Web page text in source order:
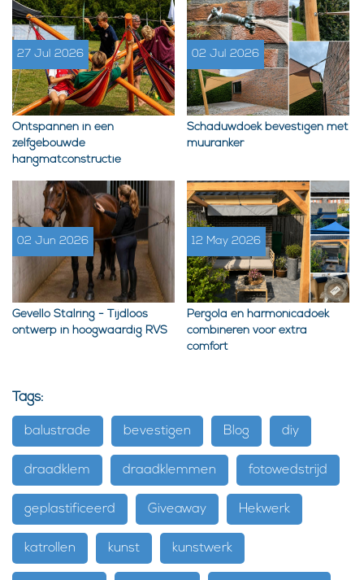
27 Jul 2026
Ontspannen in een
zelfgebouwde
hangmatconstructie
02 Jul 2026
Schaduwdoek bevestigen met
muuranker
02 Jun 2026
Gevello Stalring - Tijdloos
ontwerp in hoogwaardig RVS
12 May 2026
Pergola en harmonicadoek
combineren voor extra
comfort
Tags:
balustrade bevestigen Blog diy
draadklem draadklemmen fotowedstrijd
geplastificeerd Giveaway Hekwerk
katrollen kunst kunstwerk